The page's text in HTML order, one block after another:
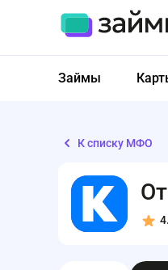
Займы
К списку МФО